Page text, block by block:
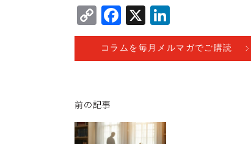
C
o
p
Li
n
k
F
a
c
o
X
n
k
コラムを毎月メルマガでご購読
前の記事